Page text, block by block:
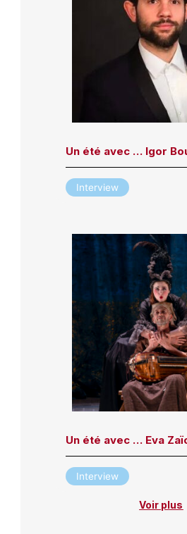
Un été avec … Igor
Interview
Un été avec … Eva
Interview
Voir plus